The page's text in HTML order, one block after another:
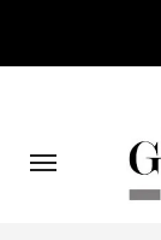
content